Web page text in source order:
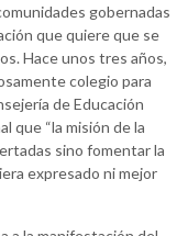
gobernadas
que quiere que se
Hace unos tres años,
colegio para
de Educación
que “la misión de la
sino fomentar la
expresado ni mejor